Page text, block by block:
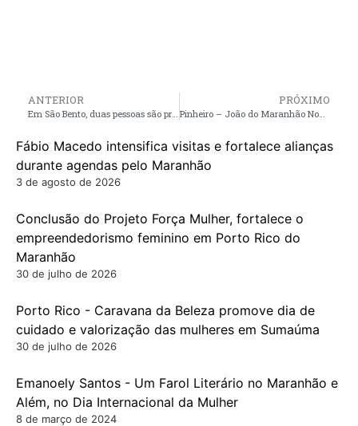
ANTERIOR PRÓXIMO
Pinheiro – João do Maranhão Novo reafirma pré-candidatura à vereador, e apoio à André da RalpNet
Fábio Macedo intensifica visitas e fortalece alianças
durante agendas pelo Maranhão
3 de agosto de 2026
Conclusão do Projeto Força Mulher, fortalece o
empreendedorismo feminino em Porto Rico do
Maranhão
30 de julho de 2026
Porto Rico - Caravana da Beleza promove dia de
cuidado e valorização das mulheres em Sumaúma
30 de julho de 2026
Emanoely Santos - Um Farol Literário no Maranhão e
Além, no Dia Internacional da Mulher
8 de março de 2024